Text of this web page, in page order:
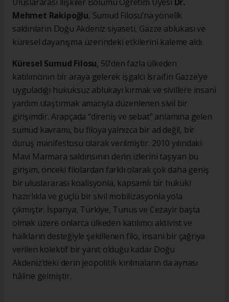
Mehmet Rakipoğlu, Sumud Filosu’na yönelik
saldırıların Doğu Akdeniz siyaseti, Gazze ablukası ve
küresel dayanışma üzerindeki etkilerini kaleme aldı.
Küresel Sumud Filosu, 50’den fazla ülkeden
katılımcının bir araya gelerek işgalci İsrail’in Gazze’ye
uyguladığı hukuksuz ablukayı kırmak ve sivillere insani
yardım ulaştırmak amacıyla düzenlenen sivil bir
girişimdir. Arapçada “direniş ve sebat” anlamına gelen
sumud kavramı, bu filoya yalnızca bir ad değil, bir
duruş manifestosu olarak verilmiştir. 2010 yılındaki
Mavi Marmara saldırısının derin izlerini taşıyan bu
girişim, önceki filolardan farklı olarak çok daha geniş
bir uluslararası koalisyonla, kapsamlı bir hukuki
hazırlıkla ve güçlü bir sivil mobilizasyonla yola
çıkmıştır. İspanya, Türkiye, Tunus ve Cezayir başta
olmak üzere onlarca ülkeden katılımcı aktivist ve
halkların desteğiyle şekillenen filo, insani bir çağrıya
verilen kolektif bir yanıt olduğu kadar Doğu
Akdeniz’deki derin jeopolitik kırılmaların da aynası
hâline gelmiştir.